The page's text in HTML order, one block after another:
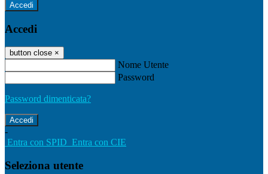
Accedi
Accedi
button close ×
Nome Utente
Password
Password dimenticata?
-
Entra con SPID Entra con CIE
Seleziona utente